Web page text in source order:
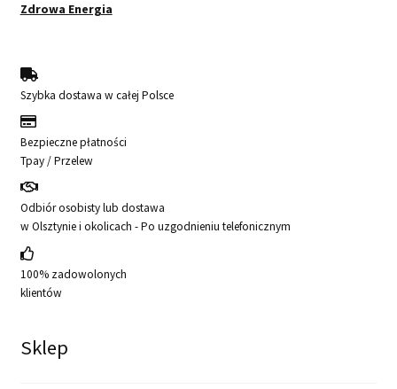
Zdrowa Energia
Szybka dostawa w całej Polsce
Bezpieczne płatności
Tpay / Przelew
Odbiór osobisty lub dostawa
w Olsztynie i okolicach - Po uzgodnieniu telefonicznym
100% zadowolonych
klientów
Sklep